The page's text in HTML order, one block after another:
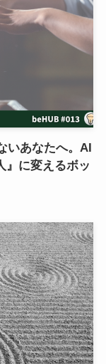
いあなたへ。AI
』に変えるボッ